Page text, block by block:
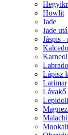
Howlit
Jade
Jade
Jáspis
Karneol
Lápisz
Larimar
Lávakő
Mookait